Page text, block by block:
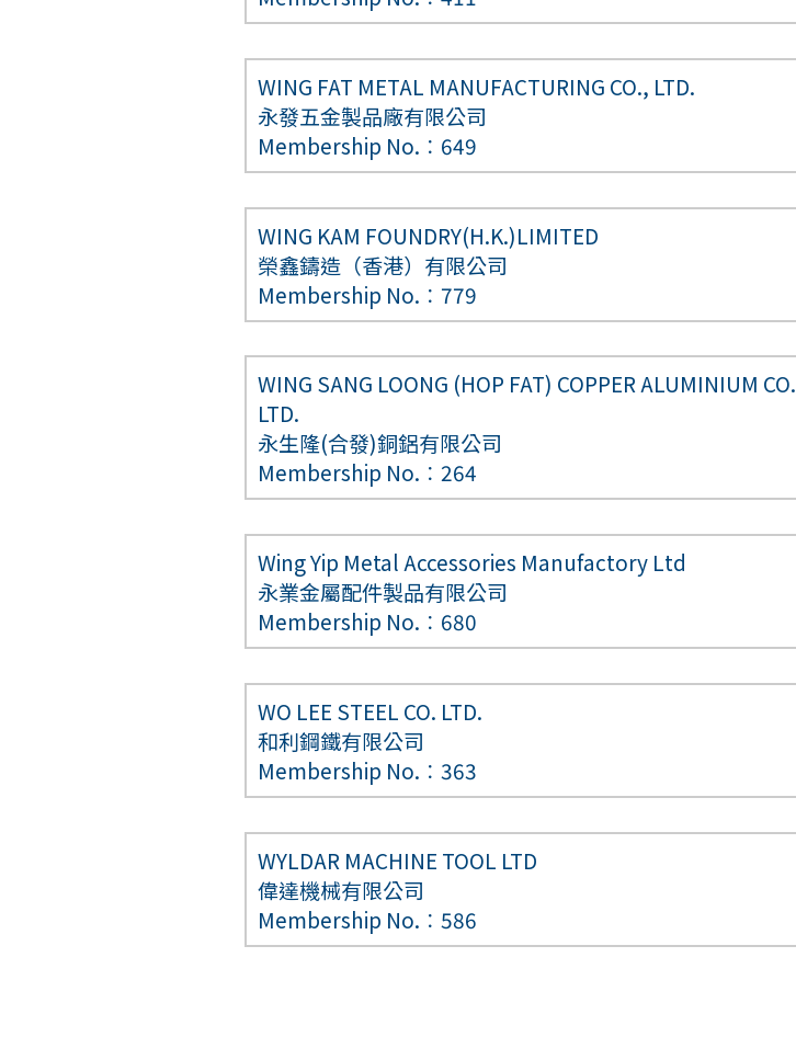
WING FAT METAL MANUFACTURING CO., LTD.
永發五金製品廠有限公司
Membership No.︰649
WING KAM FOUNDRY(H.K.)LIMITED
榮鑫鑄造（香港）有限公司
Membership No.︰779
WING SANG LOONG (HOP FAT) COPPER ALUMINIUM CO.
LTD.
永生隆(合發)銅鋁有限公司
Membership No.︰264
Wing Yip Metal Accessories Manufactory Ltd
永業金屬配件製品有限公司
Membership No.︰680
WO LEE STEEL CO. LTD.
和利鋼鐵有限公司
Membership No.︰363
WYLDAR MACHINE TOOL LTD
偉達機械有限公司
Membership No.︰586